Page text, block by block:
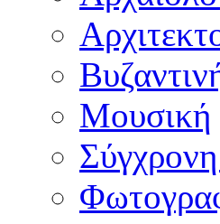
Μουσική